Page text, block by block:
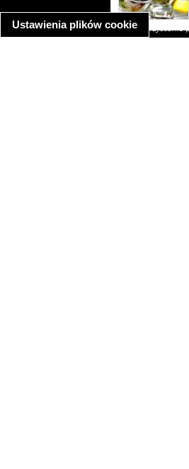
Ustawienia plików cookie
informacja o
informacja o wykorzystaniu